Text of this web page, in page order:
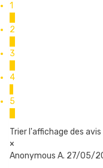
La production de vapeur
Un goût de brûlé se fait
Retirez la cartouche
Remplissez le réservoir
Placez la cartouche sur
Attendez quelques
que le coton s’imbibe
1
2
3
4
5
Trier l'affichage des avis
×
Anonymous A. 27/05/